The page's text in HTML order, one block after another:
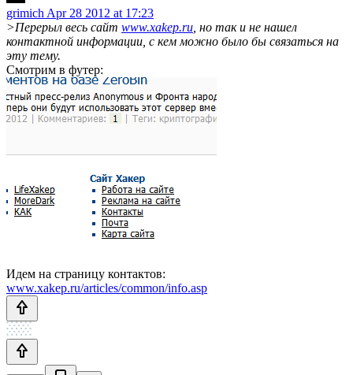
grimich Apr 28 2012 at 17:23
>Перерыл весь сайт www.xakep.ru , но так и не нашел
контактной информации, с кем можно было бы связаться на
эту тему.
Смотрим в футер:
Идем на страницу контактов:
www.xakep.ru/articles/common/info.asp